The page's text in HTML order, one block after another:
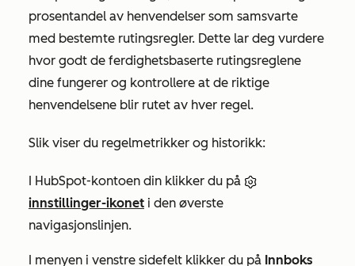
prosentandel av henvendelser som samsvarte
med bestemte rutingsregler. Dette lar deg vurdere
hvor godt de ferdighetsbaserte rutingsreglene
dine fungerer og kontrollere at de riktige
henvendelsene blir rutet av hver regel.
Slik viser du regelmetrikker og historikk:
I HubSpot-kontoen din klikker du på
innstillinger-ikonet i den øverste
navigasjonslinjen.
I menyen i venstre sidefelt klikker du på Innboks